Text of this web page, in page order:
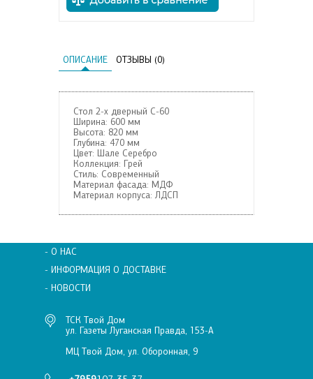
ОПИСАНИЕ ОТЗЫВЫ (0)
Стол 2-х дверный С-60
Ширина: 600 мм
Высота: 820 мм
Глубина: 470 мм
Цвет: Шале Серебро
Коллекция: Грей
Стиль: Современный
Материал фасада: МДФ
Материал корпуса: ЛДСП
- О НАС
- ИНФОРМАЦИЯ О ДОСТАВКЕ
- НОВОСТИ
ТСК Твой Дом
ул. Газеты Луганская Правда, 153-А
МЦ Твой Дом, ул. Оборонная, 9